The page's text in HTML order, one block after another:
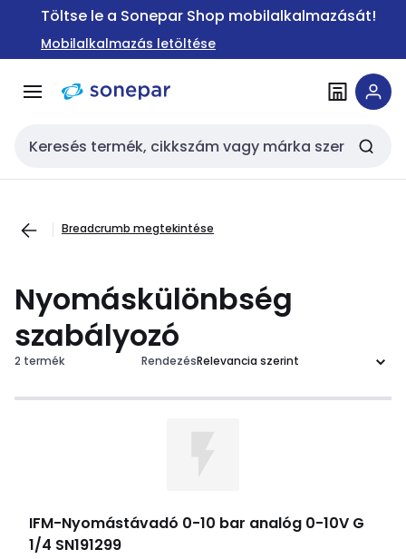
Ugrás a
Ugrás a
tartalomra
Töltse le a Sonepar Shop mobilalkalmazását!
Mobilalkalmazás letöltése
Keresési bemenet
Breadcrumb megtekintése
Nyomáskülönbség
szabályozó
2 termék Rendezés
IFM-Nyomástávadó 0-10 bar analóg 0-10V G
1/4 SN191299